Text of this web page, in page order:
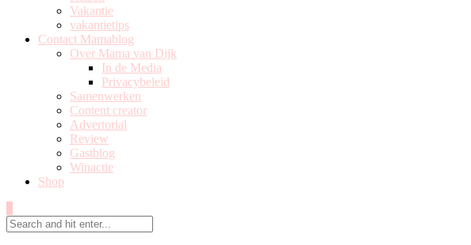
Vakantie
vakantietips
Contact Mamablog
Over Mama van Dijk
In de Media
Privacybeleid
Samenwerken
Content creator
Advertorial
Review
Gastblog
Winactie
Shop